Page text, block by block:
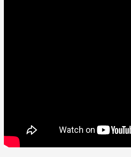
PRENTSA ARETOA